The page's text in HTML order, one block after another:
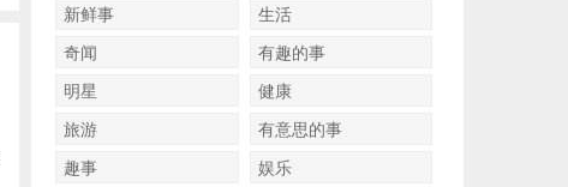
新鲜事
生活
奇闻
有趣的事
明星
健康
旅游
有意思的事
趣事
娱乐